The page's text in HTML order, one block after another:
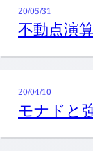
20/05/31
不動点演
20/04/10
モナドと